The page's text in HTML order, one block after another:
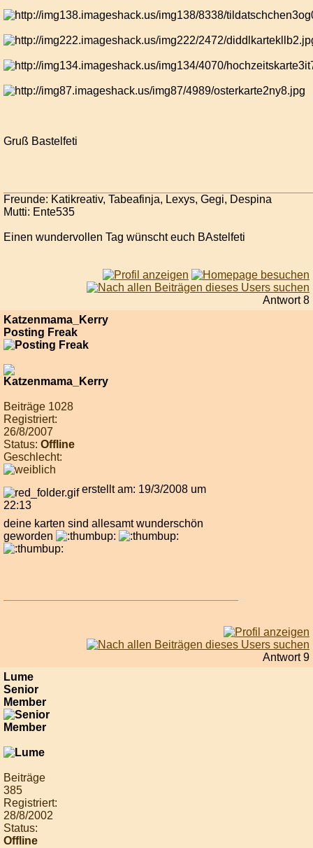
Gruß Bastelfeti
Freunde: Katikreativ, Tabeafinja, Lexys, Gegi, Despina
Mutti: Ente535
Einen wundervollen Tag wünscht euch BAstelfeti
Antwort 8
Katzenmama_Kerry
Posting Freak
Beiträge 1028
Registriert:
26/8/2007
Status: Offline
Geschlecht:
erstellt am: 19/3/2008 um
22:13
deine karten sind allesamt wunderschön
geworden
Antwort 9
Lume
Senior
Member
Beiträge
385
Registriert:
28/8/2002
Status:
Offline